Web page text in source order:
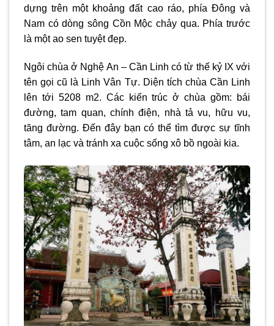
dựng trên một khoảng đất cao ráo, phía Đông và
Nam có dòng sông Cồn Mộc chảy qua. Phía trước
là một ao sen tuyệt đẹp.
Ngôi chùa ở Nghệ An – Cần Linh có từ thế kỷ IX với
tên gọi cũ là Linh Vân Tự. Diện tích chùa Cần Linh
lên tới 5208 m2. Các kiến trúc ở chùa gồm: bái
đường, tam quan, chính điện, nhà tả vu, hữu vu,
tăng đường. Đến đây bạn có thể tìm được sự tĩnh
tâm, an lạc và tránh xa cuộc sống xô bồ ngoài kia.